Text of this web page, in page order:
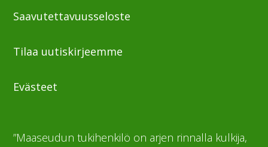
Saavutettavuusseloste
Tilaa uutiskirjeemme
Evästeet
”Maaseudun tukihenkilö on arjen rinnalla kulkija,